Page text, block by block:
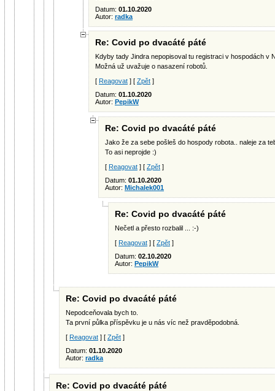
Datum: 01.10.2020
Autor: radka
Re: Covid po dvacáté páté
Kdyby tady Jindra nepopisoval tu registraci v hospodách v
Možná už uvažuje o nasazení robotů.
[ Reagovat ] [ Zpět ]
Datum: 01.10.2020
Autor: PepikW
Re: Covid po dvacáté páté
Jako že za sebe pošleš do hospody robota.. naleje za
To asi neprojde :)
[ Reagovat ] [ Zpět ]
Datum: 01.10.2020
Autor: Michalek001
Re: Covid po dvacáté páté
Nečetl a přesto rozbalil ... :-)
[ Reagovat ] [ Zpět ]
Datum: 02.10.2020
Autor: PepikW
Re: Covid po dvacáté páté
Nepodceňovala bych to.
Ta první půlka příspěvku je u nás víc než pravděpodobná.
[ Reagovat ] [ Zpět ]
Datum: 01.10.2020
Autor: radka
Re: Covid po dvacáté páté